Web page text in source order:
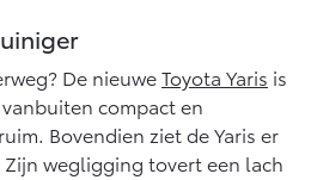
ELEKTRISCH
De nieuweToyota Yaris is
compact en
Bovendien ziet de Yaris er
wegligging tovert een lach